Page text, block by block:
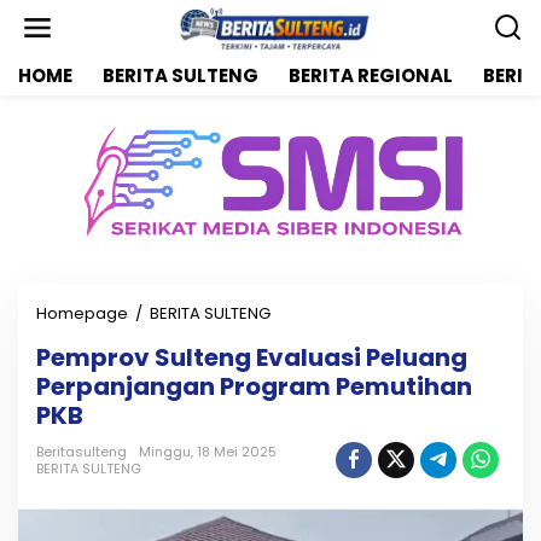
HOME BERITA SULTENG BERITA REGIONAL
Homepage / BERITA SULTENG
m
p
r
v
Pemprov Sulteng Evaluasi Peluang
Perpanjangan Program Pemutihan
PKB
Beritasulteng
Minggu, 18 Mei 2025
BERITA SULTENG